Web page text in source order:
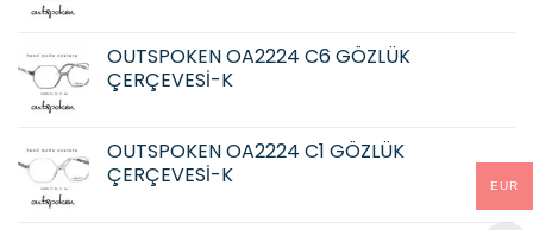
OUTSPOKEN OA2224 C6 GÖZLÜK
ÇERÇEVESİ-K
OUTSPOKEN OA2224 C1 GÖZLÜK
ÇERÇEVESİ-K
EUR